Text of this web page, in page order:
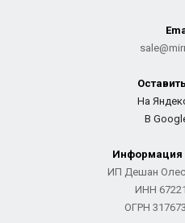
На
В
Информация
ИП Дешан
ИНН
ОГРН